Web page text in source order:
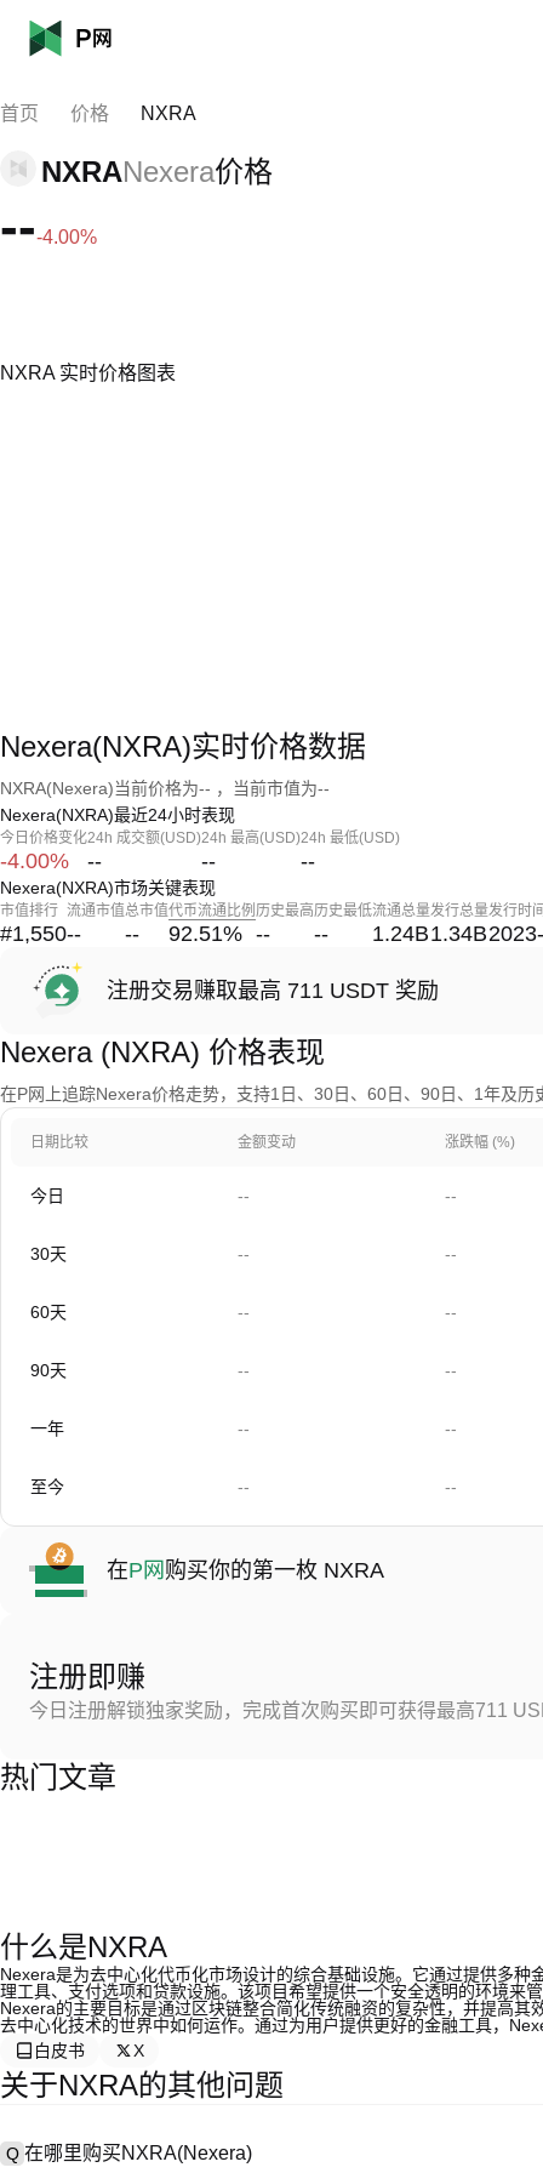
首页 价格 NXRA
NXRANexera价格
---4.00%
NXRA 实时价格图表
Nexera(NXRA)实时价格数据
NXRA(Nexera)当前价格为-- ，当前市值为--
Nexera(NXRA)最近24小时表现
今日价格变化
-4.00%
24h 成交额(USD)
--
24h 最高(USD)
--
24h 最低(USD)
--
Nexera(NXRA)市场关键表现
市值排行
#1,550
流通市值
--
总市值
--
代币流通比例
92.51%
历史最高
--
历史最低
--
流通总量
1.24B
发行总量
1.34B
发行时
注册交易赚取最高 711 USDT 奖励
Nexera (NXRA) 价格表现
在P网上追踪Nexera价格走势，支持1日、30日、60日、90日、1年及历
日期比较 金额变动 涨跌幅 (%)
今日 -- --
30天 -- --
60天 -- --
90天 -- --
一年 -- --
至今 -- --
在P网 购买你的第一枚 NXRA
注册即赚
今日注册解锁独家奖励，完成首次购买即可获得最高711
热门文章
什么是NXRA
Nexera是为去中心化代币化市场设计的综合基础设施。它通过提供多
理工具、支付选项和贷款设施。该项目希望提供一个安全透明的环境来
Nexera的主要目标是通过区块链整合简化传统融资的复杂性，并提高
去中心化技术的世界中如何运作。通过为用户提供更好的金融工具，
白皮书
X
关于NXRA的其他问题
Q 在哪里购买NXRA(Nexera)